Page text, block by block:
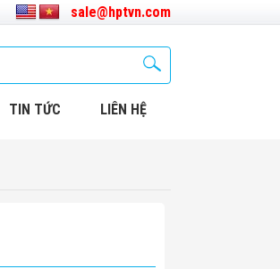
sale@hptvn.com
TIN TỨC LIÊN HỆ